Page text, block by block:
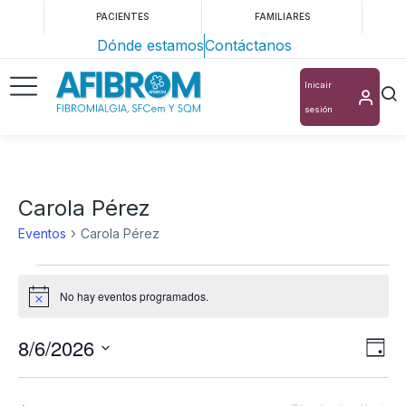
PACIENTES FAMILIARES
Dónde estamosContáctanos
Inicair
sesión
Carola Pérez
Eventos Carola Pérez
Aviso No hay eventos programados.
de
de
Día
8/6/2026
Selecciona